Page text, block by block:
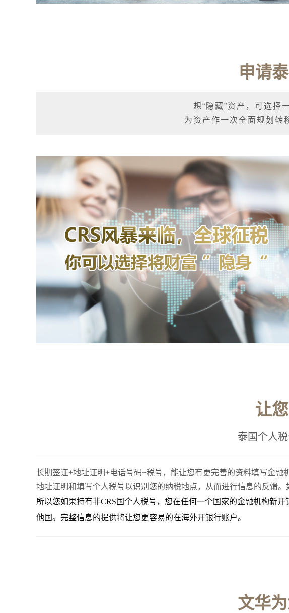
申请
想“隐藏”资产，可选择
为资产作一次全面规划转
让
泰国个人
长期签证+地址证明+电话号码+税号，能让您有更完善的资料填写金
地址证明和填写个人税号以识别您的纳税地点，从而进行信息的反馈
所以您如果持有非CRS国个人税号，您在任何一个国家的金融机构新
他国。完整信息的提供将让您更容易的在海外开银行账户。
文华